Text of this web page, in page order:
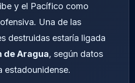
y el Pacífico como
Una de las
destruidas estaría ligada
de Aragua, según datos
estadounidense.